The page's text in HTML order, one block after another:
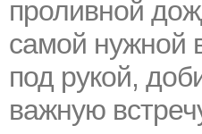
проливной
самой нужной
под рукой,
важную